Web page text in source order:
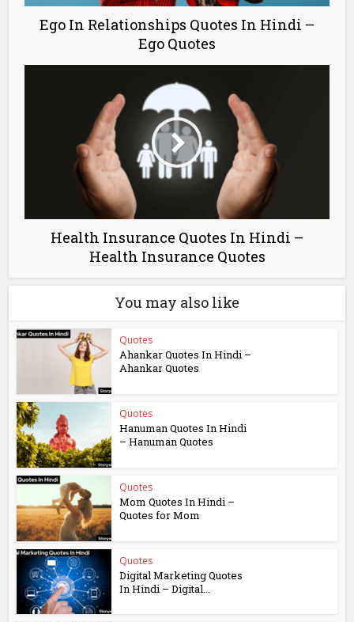
Ego In Relationships Quotes In Hindi –
Ego Quotes
Health Insurance Quotes In Hindi –
Health Insurance Quotes
You may also like
Quotes
Ahankar Quotes In Hindi –
Ahankar Quotes
Quotes
Hanuman Quotes In Hindi
– Hanuman Quotes
Quotes
Mom Quotes In Hindi –
Quotes for Mom
Quotes
Digital Marketing Quotes
In Hindi – Digital...